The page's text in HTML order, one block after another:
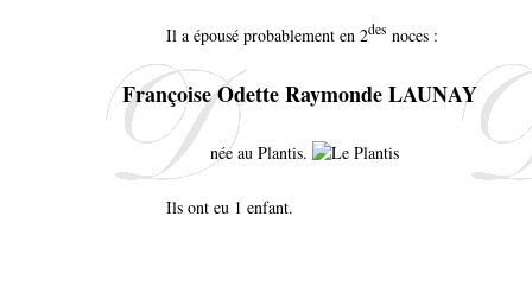
Il a épousé probablement en 2des noces :
Françoise Odette Raymonde LAUNAY
née au Plantis.
Ils ont eu 1 enfant.